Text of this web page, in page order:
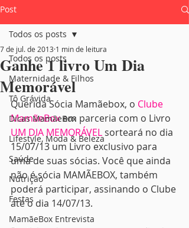
Post
Todos os posts
Maternidade & Filhos
Tô Grávida
Dicas MamãeBox
Lifestyle, Moda & Beleza
Saúde
Nutrição
Festas
MamãeBox Entrevista
Todos os posts
Ganhe 1 livro Um Dia
Memorável
7 de jul. de 2013 1 min de leitura
Querida Sócia Mamãebox, o Clube
MamãeBox em parceria com o Livro
UM DIA MEMORÁVEL sorteará no dia
15/07/13 um Livro exclusivo para
uma de suas sócias. Você que ainda
não é sócia MAMÃEBOX, também
poderá participar, assinando o Clube
até o dia 14/07/13.